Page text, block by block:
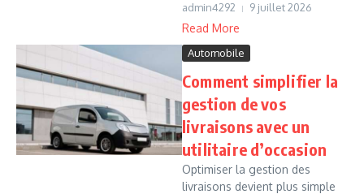
admin4292 9 juillet 2026
Read More
Automobile
Comment simplifier la
gestion de vos
livraisons avec un
utilitaire d’occasion
Optimiser la gestion des
livraisons devient plus simple